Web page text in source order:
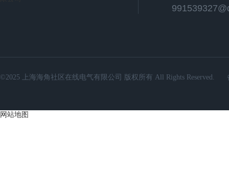
©2025 上海海角社区在线电气有限公司 版权所有 All Rights Reserved.
网站地图